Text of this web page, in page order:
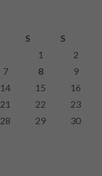
S
S
1
2
7 8
9
14 15
16
21 22
23
28 29
30